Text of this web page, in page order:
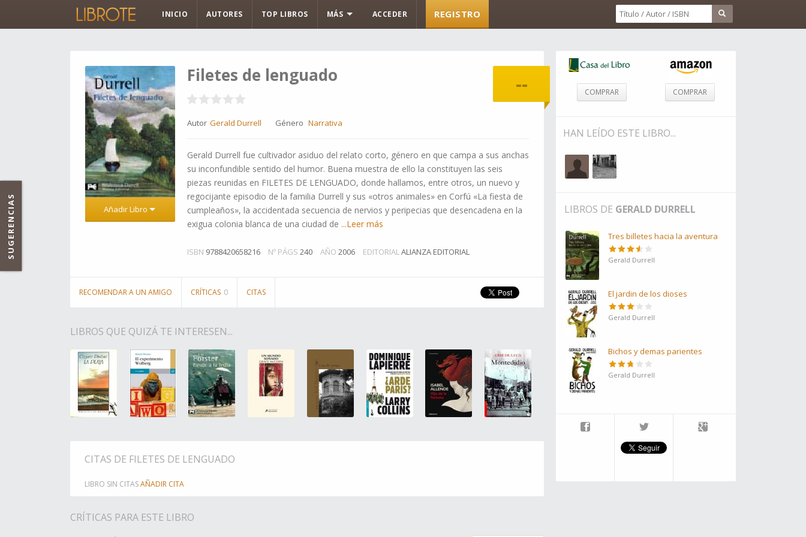
INICIO AUTORES TOP LIBROS MÁS ACCEDER REGISTRO
--
Añadir Libro
Filetes de lenguado
Autor Gerald Durrell Género Narrativa
Gerald Durrell fue cultivador asiduo del relato corto, género en que campa a sus anchas
su inconfundible sentido del humor. Buena muestra de ello la constituyen las seis
piezas reunidas en FILETES DE LENGUADO, donde hallamos, entre otros, un nuevo y
regocijante episodio de la familia Durrell y sus «otros animales» en Corfú ­«La fiesta de
cumpleaños»­, la accidentada secuencia de nervios y peripecias que desencadena en la
exigua colonia blanca de una ciudad de ...Leer más
ISBN 9788420658216 Nº PÁGS 240 AÑO 2006 EDITORIALALIANZA EDITORIAL
RECOMENDAR A UN AMIGO CRÍTICAS 0 CITAS
LIBROS QUE QUIZÁ TE INTERESEN...
CITAS DE FILETES DE LENGUADO
LIBRO SIN CITASAÑADIR CITA
CRÍTICAS PARA ESTE LIBRO
COMPRAR COMPRAR
HAN LEÍDO ESTE LIBRO...
LIBROS DE GERALD DURRELL
Tres billetes hacia la aventura
Gerald Durrell
El jardin de los dioses
Gerald Durrell
Bichos y demas parientes
Gerald Durrell
SUGERENCIAS